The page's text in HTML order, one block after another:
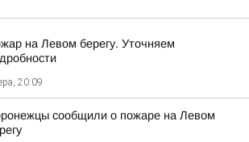
на Левом берегу. Уточняем
20:09
сообщили о пожаре на Левом